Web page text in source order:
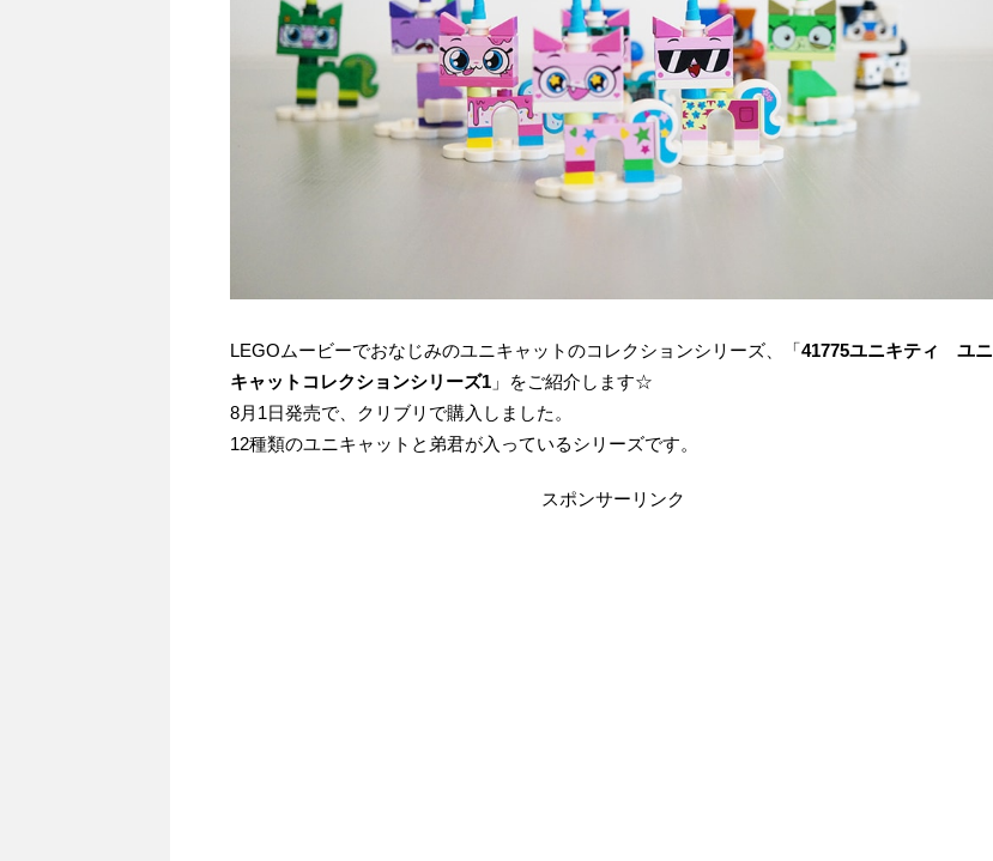
LEGOムービーでおなじみのユニキャットのコレクションシリーズ、「41775ユニキティ ユニ
キャットコレクションシリーズ1 」をご紹介します☆
8月1日発売で、クリブリで購入しました。
12種類のユニキャットと弟君が入っているシリーズです。
スポンサーリンク